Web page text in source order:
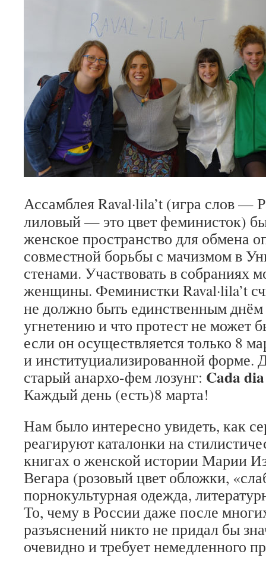
Ассамблея Raval·lila’t (игра слов —
лиловый — это цвет феминисток)
женское пространство для обмена
совместной борьбы с мачизмом в
стенами. Участвовать в собраниях
женщины. ФеминисткиRaval·lila’t
не должно быть единственным днём
угнетению и что протест не может
если он осуществляется только 8
и институциализированной
старый анархо-фем лозунг: Cada
Каждый день (есть)8 марта!
Нам было интересно увидеть, как
реагируют каталонки на
книгах о женской истории Марии
Вегара (розовый цвет обложки,
порнокультурная одежда,
То, чему в России даже после
разъяснений никто не придал бы
очевидно и требует немедленного